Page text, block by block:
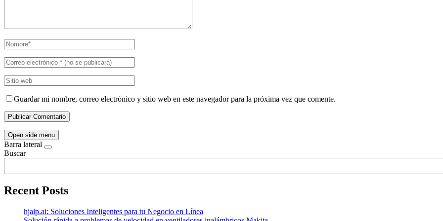
Guardar mi nombre, correo electrónico y sitio web en este navegador para la próxima vez que comente.
Open side menu
Barra lateral
Buscar
Recent Posts
hjalp.ai: Soluciones Inteligentes para tu Negocio en Línea